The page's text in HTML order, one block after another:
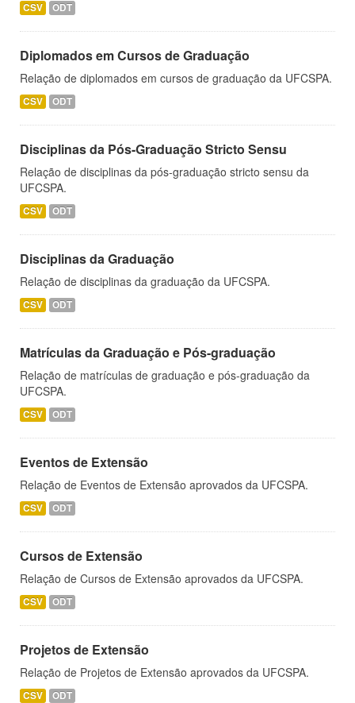
CSV ODT
Diplomados em Cursos de Graduação
Relação de diplomados em cursos de graduação da UFCSPA.
CSV ODT
Disciplinas da Pós-Graduação Stricto Sensu
Relação de disciplinas da pós-graduação stricto sensu da
UFCSPA.
CSV ODT
Disciplinas da Graduação
Relação de disciplinas da graduação da UFCSPA.
CSV ODT
Matrículas da Graduação e Pós-graduação
Relação de matrículas de graduação e pós-graduação da
UFCSPA.
CSV ODT
Eventos de Extensão
Relação de Eventos de Extensão aprovados da UFCSPA.
CSV ODT
Cursos de Extensão
Relação de Cursos de Extensão aprovados da UFCSPA.
CSV ODT
Projetos de Extensão
Relação de Projetos de Extensão aprovados da UFCSPA.
CSV ODT